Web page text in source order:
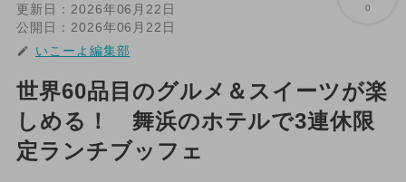
0
更新日： 2026年06月22日
公開日： 2026年06月22日
いこーよ編集部
世界60品目のグルメ＆スイーツが楽
しめる！ 舞浜のホテルで3連休限
定ランチブッフェ